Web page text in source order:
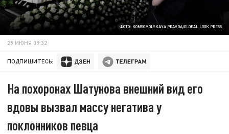
ФОТО: KOMSOMOLSKAYA PRAVDA/GLOBAL LOOK PRESS
29 ИЮНЯ 09:32
ПОДПИШИТЕСЬ:
На похоронах Шатунова внешний вид его
вдовы вызвал массу негатива у
поклонников певца